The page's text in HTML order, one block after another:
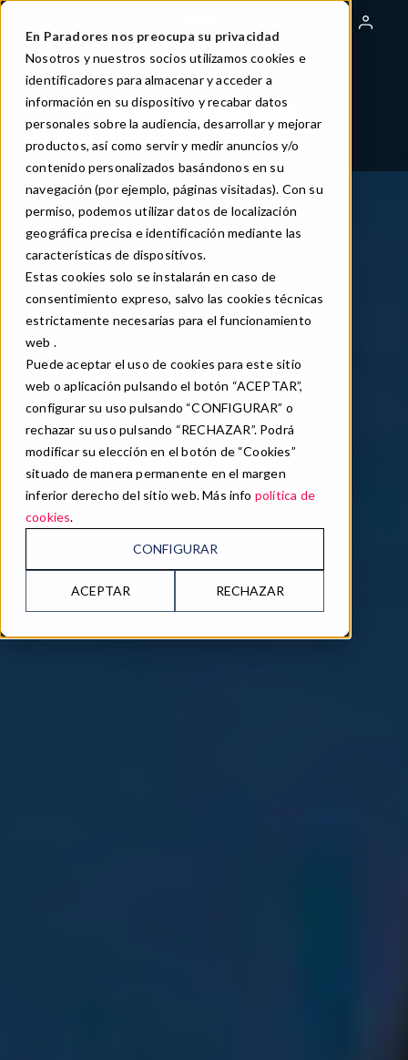
En Paradores nos preocupa su privacidad
Nosotros y nuestros socios utilizamos cookies e
identificadores para almacenar y acceder a
información en su dispositivo y recabar datos
personales sobre la audiencia, desarrollar y mejorar
productos, así como servir y medir anuncios y/o
contenido personalizados basándonos en su
navegación (por ejemplo, páginas visitadas). Con su
permiso, podemos utilizar datos de localización
geográfica precisa e identificación mediante las
características de dispositivos.
Estas cookies solo se instalarán en caso de
consentimiento expreso, salvo las cookies técnicas
estrictamente necesarias para el funcionamiento
web .
Puede aceptar el uso de cookies para este sitio
web o aplicación pulsando el botón “ACEPTAR”,
configurar su uso pulsando “CONFIGURAR” o
rechazar su uso pulsando “RECHAZAR”. Podrá
modificar su elección en el botón de “Cookies”
situado de manera permanente en el margen
inferior derecho del sitio web. Más info política de
cookies.
CONFIGURAR
ACEPTAR RECHAZAR
Aller
contenu
principal
FR Toggle Dropdown
RÉSERVEZ VOTRE PARADOR
RÉSERVEZ VOTRE TABLE
Consulter/modifier votre réservation